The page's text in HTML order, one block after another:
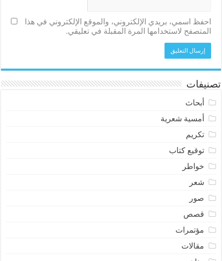
احفظ اسمي، بريدي الإلكتروني، والموقع الإلكتروني في هذا
المتصفح لاستخدامها المرة المقبلة في تعليقي.
تصنيفات
أبحاث
أمسية شعرية
تكريم
توقيع كتاب
خواطر
شعر
صور
قصص
مؤتمرات
مقالات